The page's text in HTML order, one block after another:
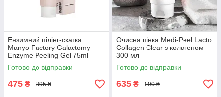
Ензимний пілінг-скатка
Manyo Factory Galactomy
Enzyme Peeling Gel 75ml
Готово до відправки
475 ₴ 895 ₴
Очисна пінка Medi-Peel Lacto
Collagen Clear з колагеном
300 мл
Готово до відправки
635 ₴ 990 ₴